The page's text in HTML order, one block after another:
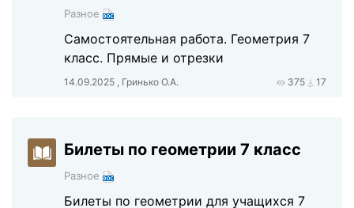
Разное
Самостоятельная работа. Геометрия 7
класс. Прямые и отрезки
14.09.2025 , Гринько О.А. 375 17
Билеты по геометрии 7 класс
Разное
Билеты по геометрии для учащихся 7